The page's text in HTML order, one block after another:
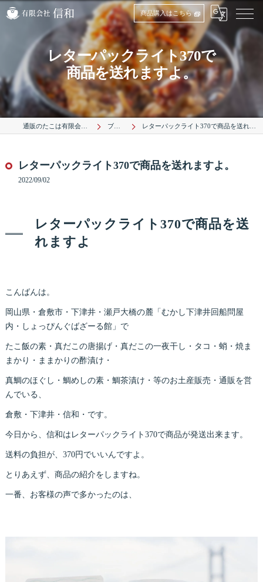
商品購入はこちら
レターパックライト370で
商品を送れますよ。
通販のたこは有限会社信和 ブログ レターパックライト370で商品を送れますよ。
レターパックライト370で商品を送れますよ。
2022/09/02
レターパックライト370で商品を送
れますよ
こんばんは。
岡山県・倉敷市・下津井・瀬戸大橋の麓「むかし下津井回船問屋
内・しょっぴんぐばざーる館」で
たこ飯の素・真だこの唐揚げ・真だこの一夜干し・タコ・蛸・焼ま
まかり・ままかりの酢漬け・
真鯛のほぐし・鯛めしの素・鯛茶漬け・等のお土産販売・通販を営
んでいる、
倉敷・下津井・信和・です。
今日から、信和はレターパックライト370で商品が発送出来ます。
送料の負担が、370円でいいんですよ。
とりあえず、商品の紹介をしますね。
一番、お客様の声で多かったのは、